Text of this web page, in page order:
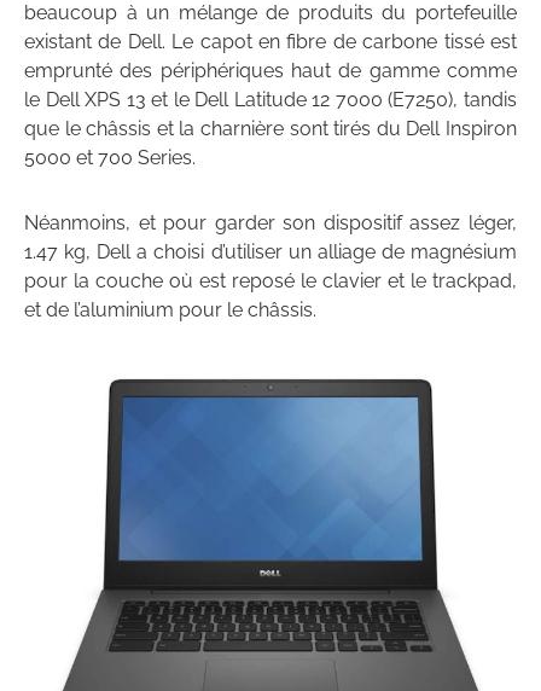
beaucoup à un mélange de produits du portefeuille
existant de Dell. Le capot en fibre de carbone tissé est
emprunté des périphériques haut de gamme comme
le Dell XPS 13 et le Dell Latitude 12 7000 (E7250), tandis
que le châssis et la charnière sont tirés du Dell Inspiron
5000 et 700 Series.
Néanmoins, et pour garder son dispositif assez léger,
1.47 kg, Dell a choisi d’utiliser un alliage de magnésium
pour la couche où est reposé le clavier et le trackpad,
et de l’aluminium pour le châssis.